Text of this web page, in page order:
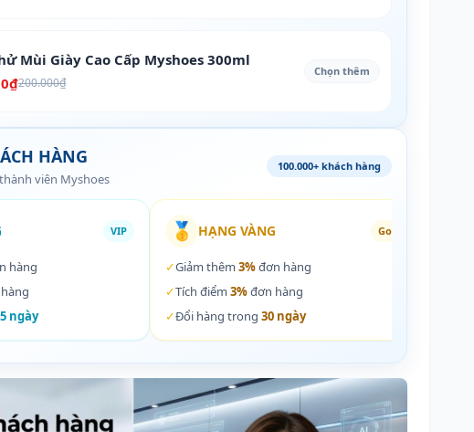
Mùi Giày Cao Cấp Myshoes 300ml
200.000₫
Chọn thêm
HÀNG
viên Myshoes
100.000+ khách hàng
VIP
hàng
ngày
🥇 HẠNG VÀNG Gold
✓Giảm thêm 3%đơn hàng
✓Tích điểm 3%đơn hàng
✓Đổi hàng trong 30 ngày